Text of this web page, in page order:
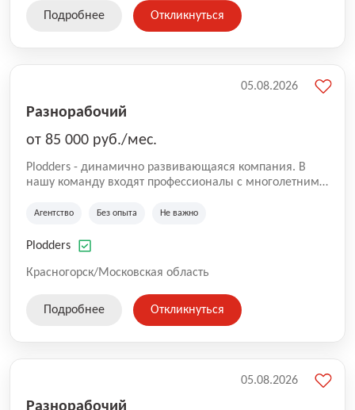
Подробнее Откликнуться
Разнорабочий
от 85 000 руб./мес.
Plodders - динамично развивающаяся компания. В
нашу команду входят профессионалы с многолетним
на рынке аутсорсинга, а накопленный опыт позволяют
оказываемых услуг.
Агентство Без опыта Не важно
Plodders
Красногорск/Московская область
05.08.2026
Подробнее Откликнуться
Разнорабочий
05.08.2026